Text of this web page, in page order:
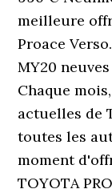
meilleure
Proace
MY20
Chaque
actuelles de
toutes les
moment
TOYOTA